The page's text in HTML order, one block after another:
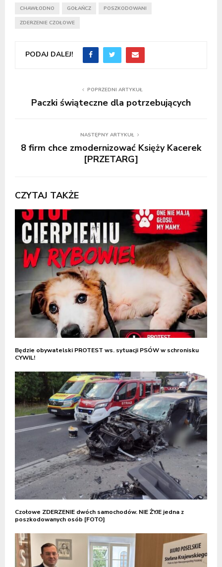
CHAWŁODNO GOŁAŃCZ POSZKODOWANI
ZDERZENIE CZOŁOWE
PODAJ DALEJ!
POPRZEDNI ARTYKUŁ
Paczki świąteczne dla potrzebujących
NASTĘPNY ARTYKUŁ
8 firm chce zmodernizować Księży Kacerek
[PRZETARG]
CZYTAJ TAKŻE
Będzie obywatelski PROTEST ws. sytuacji PSÓW w schronisku
CYWIL!
Czołowe ZDERZENIE dwóch samochodów. NIE ŻYJE jedna z
poszkodowanych osób [FOTO]